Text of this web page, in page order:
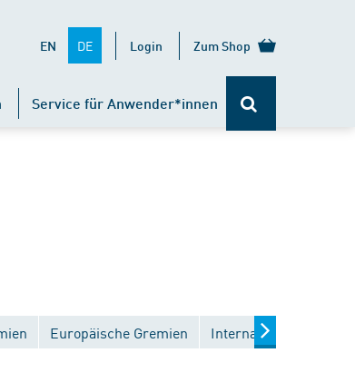
EN DE Login Zum Shop
Service für Anwender*innen
Europäische Gremien Internationale